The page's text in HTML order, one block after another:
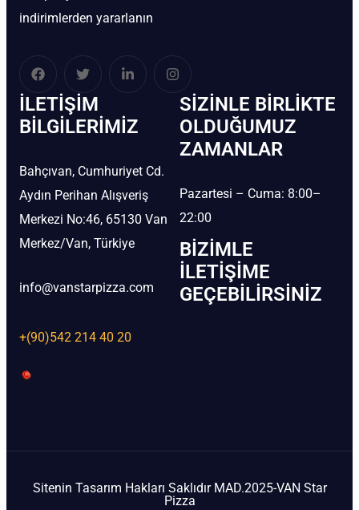
indirimlerden yararlanın
İLETIŞIM
BİLGILERIMIZ
Bahçıvan, Cumhuriyet Cd.
Aydın Perihan Alışveriş
Merkezi No:46, 65130 Van
Merkez/Van, Türkiye
info@vanstarpizza.com
+(90)542 214 40 20
SIZINLE BIRLIKTE
OLDUĞUMUZ
ZAMANLAR
Pazartesi – Cuma: 8:00–
22:00
BIZIMLE
İLETIŞIME
GEÇEBILIRSINIZ
Sitenin Tasarım Hakları Saklıdır MAD.2025-VAN Star
Pizza